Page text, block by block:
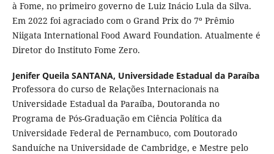
à Fome, no primeiro governo de Luiz Inácio Lula da Silva.
Em 2022 foi agraciado com o Grand Prix do 7º Prêmio
Niigata International Food Award Foundation. Atualmente é
Diretor do Instituto Fome Zero.
Jenifer Queila SANTANA, Universidade Estadual da Paraíba
Professora do curso de Relações Internacionais na
Universidade Estadual da Paraíba, Doutoranda no
Programa de Pós-Graduação em Ciência Política da
Universidade Federal de Pernambuco, com Doutorado
Sanduíche na Universidade de Cambridge, e Mestre pelo